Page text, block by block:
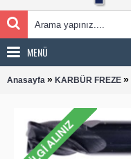
MENÜ
Anasayfa » KARBÜR FREZE »